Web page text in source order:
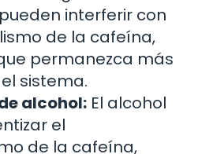
interferir con
de la cafeína,
permanezca más
sistema.
alcohol: El alcohol
el
de la cafeína,